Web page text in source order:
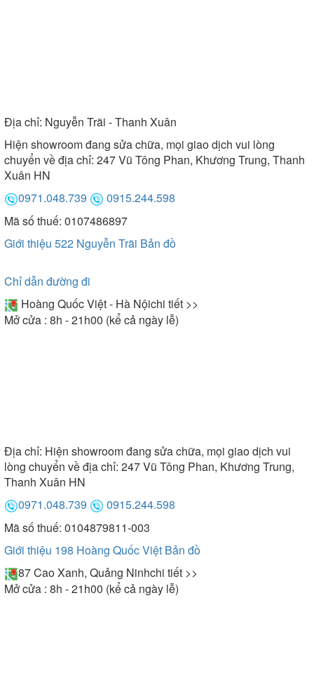
Địa chỉ: Nguyễn Trãi - Thanh Xuân
Hiện showroom đang sửa chữa, mọi giao dịch vui lòng
chuyển về địa chỉ: 247 Vũ Tông Phan, Khương Trung, Thanh
Xuân HN
0971.048.739
0915.244.598
Mã số thuế: 0107486897
Giới thiệu 522 Nguyễn Trãi Bản đồ
Chỉ dẫn đường đi
Hoàng Quốc Việt - Hà Nộichi tiết >>
Mở cửa : 8h - 21h00 (kể cả ngày lễ)
Địa chỉ: Hiện showroom đang sửa chữa, mọi giao dịch vui
lòng chuyển về địa chỉ: 247 Vũ Tông Phan, Khương Trung,
Thanh Xuân HN
0971.048.739
0915.244.598
Mã số thuế: 0104879811-003
Giới thiệu 198 Hoàng Quốc Việt Bản đồ
87 Cao Xanh, Quảng Ninhchi tiết >>
Mở cửa : 8h - 21h00 (kể cả ngày lễ)